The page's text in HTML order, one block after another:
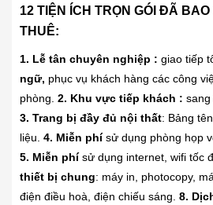
12 TIỆN ÍCH TRỌN GÓI ĐÃ BAO
THUÊ:
1. Lễ tân chuyên nghiệp : giao tiếp
ngữ, phục vụ khách hàng các công
phòng. 2. Khu vực tiếp khách :
3. Trang bị đầy đủ nội thất: Bảng
liệu. 4. Miễn phísử dụng phòng họp
5. Miễn phísử dụng internet, wifi tốc
thiết bị chung: máy in, photocopy,
điện điều hoà, điện chiếu sáng. 8.